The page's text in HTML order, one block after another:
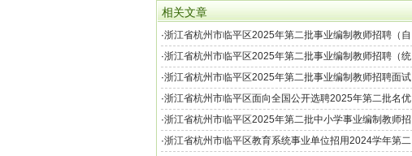
相关文章
·浙江省杭州市临平区2025年第二批事业编制教师招聘（自
主考核岗位）体检相关工作的通知
·浙江省杭州市临平区2025年第二批事业编制教师招聘（统
一考核岗位）体检相关工作的通知
·浙江省杭州市临平区2025年第二批事业编制教师招聘面试
相关事项的通知（统一考核岗位）
·浙江省杭州市临平区面向全国公开选聘2025年第二批名优
教师50名公告
·浙江省杭州市临平区2025年第二批中小学事业编制教师招
聘200名公告
·浙江省杭州市临平区教育系统事业单位招用2024学年第二